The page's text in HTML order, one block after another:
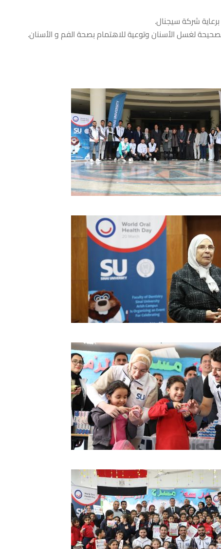
شركة سيجنال.
لغسل الأسنان وتوعية للاهتمام بصحة الفم و الأسنان.